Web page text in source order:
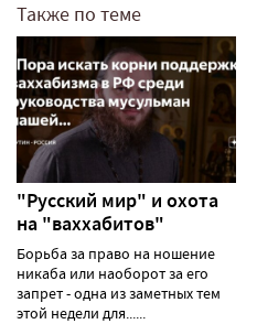
Также по теме
"Русский мир" и охота
на "ваххабитов"
Борьба за право на ношение
никаба или наоборот за его
запрет - одна из заметных тем
этой недели для......